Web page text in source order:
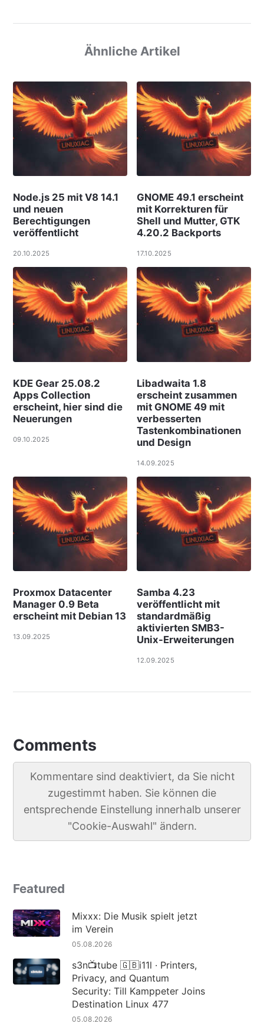
Ähnliche Artikel
Node.js 25 mit V8 14.1
und neuen
Berechtigungen
veröffentlicht
20.10.2025
GNOME 49.1 erscheint
mit Korrekturen für
Shell und Mutter, GTK
4.20.2 Backports
17.10.2025
KDE Gear 25.08.2
Apps Collection
erscheint, hier sind die
Neuerungen
09.10.2025
Libadwaita 1.8
erscheint zusammen
mit GNOME 49 mit
verbesserten
Tastenkombinationen
und Design
14.09.2025
Proxmox Datacenter
Manager 0.9 Beta
erscheint mit Debian 13
13.09.2025
Samba 4.23
veröffentlicht mit
standardmäßig
aktivierten SMB3-
Unix-Erweiterungen
12.09.2025
Comments
Kommentare sind deaktiviert, da Sie nicht
zugestimmt haben. Sie können die
entsprechende Einstellung innerhalb unserer
"Cookie-Auswahl" ändern.
Featured
Mixxx: Die Musik spielt jetzt
im Verein
05.08.2026
s3n📺tube 🇬🇧i11l · Printers,
Privacy, and Quantum
Security: Till Kamppeter Joins
Destination Linux 477
05.08.2026